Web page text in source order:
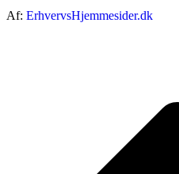
Af: ErhvervsHjemmesider.dk